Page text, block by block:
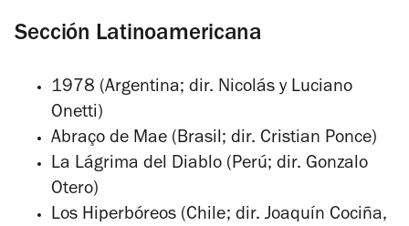
Sección Latinoamericana
1978 (Argentina; dir. Nicolás y Luciano
Onetti)
Abraço de Mae (Brasil; dir. Cristian Ponce)
La Lágrima del Diablo (Perú; dir. Gonzalo
Otero)
Los Hiperbóreos (Chile; dir. Joaquín Cociña,